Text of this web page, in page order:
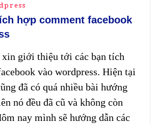
hợp comment facebook
giới thiệu tới các bạn tích
vào wordpress. Hiện tại
đã có quá nhiều bài hướng
nó đều đã cũ và không còn
nay mình sẽ hướng dẫn các